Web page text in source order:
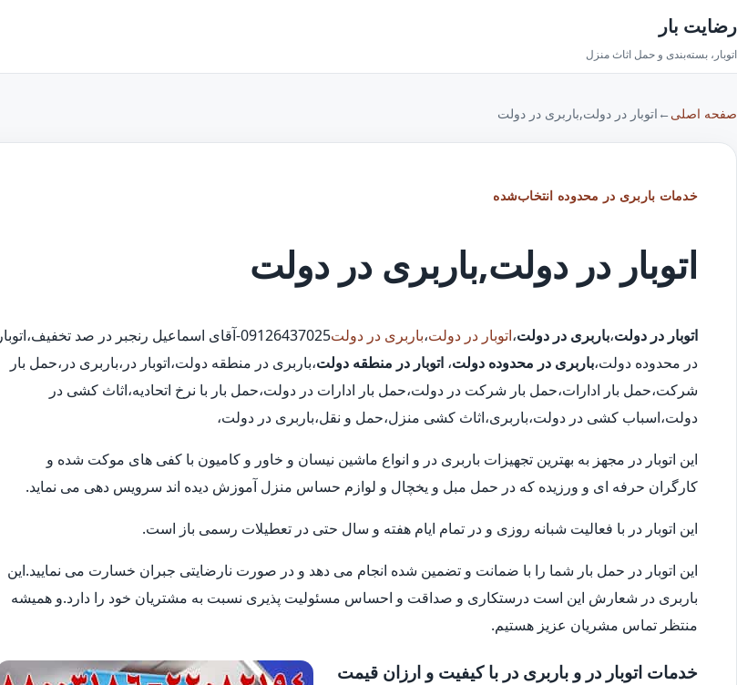
رضایت بار
اتوبار، بسته‌بندی و حمل اثاث منزل
صفحه اصلی ← اتوبار در دولت,باربری در دولت
خدمات باربری در محدوده انتخاب‌شده
اتوبار در دولت,باربری در دولت
اتوبار در دولت،باربری در دولت،اتوبار در دولت،باربری در دولت
09126437025-آقای اسماعیل رنجبر در صد تخفیف،اتوبار
در محدوده دولت،باربری در محدوده دولت، اتوبار در منطقه دولت،باربری در منطقه دولت،اتوبار در،باربری در،حمل بار
شرکت،حمل بار ادارات،حمل بار شرکت در دولت،حمل بار ادارات در دولت،حمل بار با نرخ اتحادیه،اثاث کشی در
دولت،اسباب کشی در دولت،باربری،اثاث کشی منزل،حمل و نقل،باربری در دولت،
این اتوبار در مجهز به بهترین تجهیزات باربری در و انواع ماشین نیسان و خاور و کامیون با کفی های موکت شده و
کارگران حرفه ای و ورزیده که در حمل مبل و یخچال و لوازم حساس منزل آموزش دیده اند سرویس دهی می نماید.
این اتوبار در با فعالیت شبانه روزی و در تمام ایام هفته و سال حتی در تعطیلات رسمی باز است.
این اتوبار در حمل بار شما را با ضمانت و تضمین شده انجام می دهد و در صورت نارضایتی جبران خسارت می نمایید.این
باربری در شعارش این است درستکاری و صداقت و احساس مسئولیت پذیری نسبت به مشتریان خود را دارد.و همیشه
منتظر تماس مشریان عزیز هستیم.
خدمات اتوبار در و باربری در با کیفیت و ارزان قیمت